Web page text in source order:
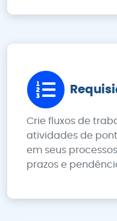
Crie fluxos de
atividades de
em seus
prazos e